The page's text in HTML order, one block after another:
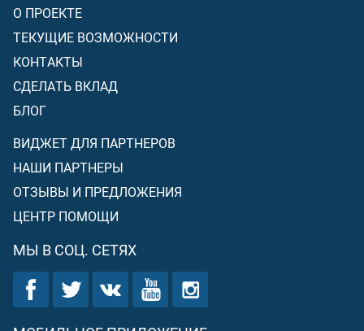
О ПРОЕКТЕ
ТЕКУЩИЕ ВОЗМОЖНОСТИ
КОНТАКТЫ
СДЕЛАТЬ ВКЛАД
БЛОГ
ВИДЖЕТ ДЛЯ ПАРТНЕРОВ
НАШИ ПАРТНЕРЫ
ОТЗЫВЫ И ПРЕДЛОЖЕНИЯ
ЦЕНТР ПОМОЩИ
МЫ В СОЦ. СЕТЯХ